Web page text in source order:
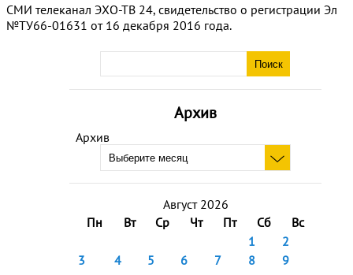
Архив
Архив
Август 2026
Пн
Вт Ср Чт Пт Сб
Вс
1
2
3
4 5 6 7 8
9
СМИ телеканал ЭХО-ТВ 24, свидетельство о регистрации Эл
№ТУ66-01631 от 16 декабря 2016 года.